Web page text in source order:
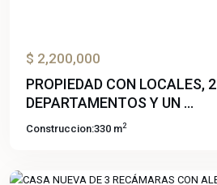
$ 2,200,000
PROPIEDAD CON LOCALES, 2
DEPARTAMENTOS Y UN ...
Construccion:330 m2
Santa
Lifestyle,